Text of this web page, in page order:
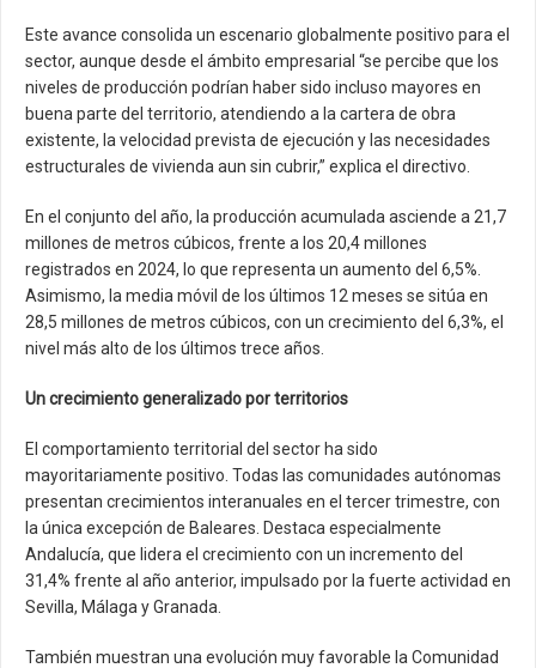
Este avance consolida un escenario globalmente positivo para el
sector, aunque desde el ámbito empresarial “se percibe que los
niveles de producción podrían haber sido incluso mayores en
buena parte del territorio, atendiendo a la cartera de obra
existente, la velocidad prevista de ejecución y las necesidades
estructurales de vivienda aun sin cubrir,” explica el directivo.
En el conjunto del año, la producción acumulada asciende a 21,7
millones de metros cúbicos, frente a los 20,4 millones
registrados en 2024, lo que representa un aumento del 6,5%.
Asimismo, la media móvil de los últimos 12 meses se sitúa en
28,5 millones de metros cúbicos, con un crecimiento del 6,3%, el
nivel más alto de los últimos trece años.
Un crecimiento generalizado por territorios
El comportamiento territorial del sector ha sido
mayoritariamente positivo. Todas las comunidades autónomas
presentan crecimientos interanuales en el tercer trimestre, con
la única excepción de Baleares. Destaca especialmente
Andalucía, que lidera el crecimiento con un incremento del
31,4% frente al año anterior, impulsado por la fuerte actividad en
Sevilla, Málaga y Granada.
También muestran una evolución muy favorable la Comunidad